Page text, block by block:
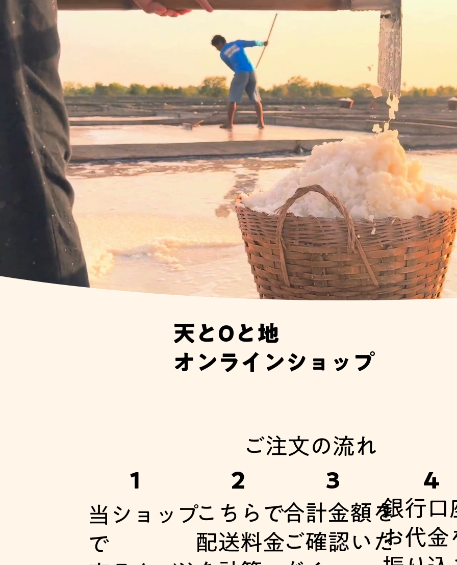
天と0と地
オンラインショップ
1
当ショップ
で
２
こちらで
配送料金
ご注文の流れ
3
合計金額を
ご確認いた
4
銀行口
お代金